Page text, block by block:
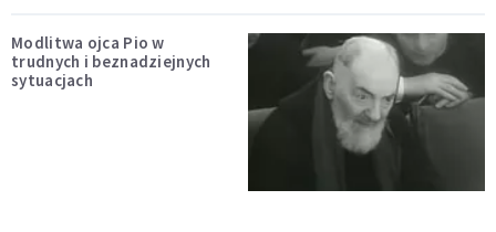
Modlitwa ojca Pio w
trudnych i beznadziejnych
sytuacjach